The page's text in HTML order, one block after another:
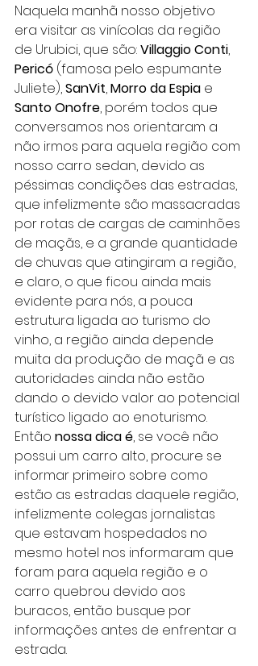
Naquela manhã nosso objetivo
era visitar as vinícolas da região
de Urubici, que são: Villaggio Conti,
Pericó (famosa pelo espumante
Juliete), SanVit, Morro da Espia e
Santo Onofre, porém todos que
conversamos nos orientaram a
não irmos para aquela região com
nosso carro sedan, devido as
péssimas condições das estradas,
que infelizmente são massacradas
por rotas de cargas de caminhões
de maçãs, e a grande quantidade
de chuvas que atingiram a região,
e claro, o que ficou ainda mais
evidente para nós, a pouca
estrutura ligada ao turismo do
vinho, a região ainda depende
muita da produção de maçã e as
autoridades ainda não estão
dando o devido valor ao potencial
turístico ligado ao enoturismo.
Então nossa dica é, se você não
possui um carro alto, procure se
informar primeiro sobre como
estão as estradas daquele região,
infelizmente colegas jornalistas
que estavam hospedados no
mesmo hotel nos informaram que
foram para aquela região e o
carro quebrou devido aos
buracos, então busque por
informações antes de enfrentar a
estrada.